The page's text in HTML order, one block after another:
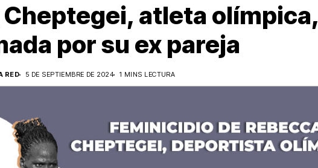
Cheptegei, atleta olímpica,
por su ex pareja
RED 5 DE SEPTIEMBRE DE 2024 1 MINS LECTURA